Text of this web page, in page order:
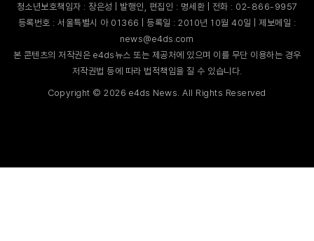
청소년보호책임자 : 장은성 | 발행인, 편집인 : 명세환 | 전화 : 02-866-9957
등록번호 : 서울특별시 아 01366 | 등록일 : 2010년 10월 40일 | 제보메일 :
news@e4ds.com
본 콘텐츠의 저작권은 e4ds뉴스 또는 제공처에 있으며 이를 무단 이용하는 경우
저작권법 등에 따라 법적책임을 질 수 있습니다.
Copyright ©2026 e4ds News. All Rights Reserved